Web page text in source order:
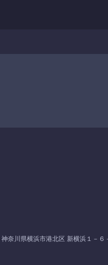
神奈川県横浜市港北区 新横浜１－